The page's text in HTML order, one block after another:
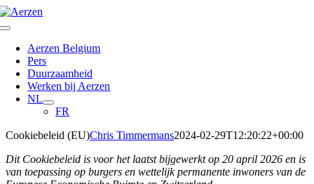
Ga
naar
Toggle
NavigationAerzen Belgium
Pers
Duurzaamheid
Werken bij Aerzen
NL
FR
Cookiebeleid (EU)Chris Timmermans2024-02-29T12:20:22+00:00
Dit Cookiebeleid is voor het laatst bijgewerkt op 20 april 2026 en is
van toepassing op burgers en wettelijk permanente inwoners van de